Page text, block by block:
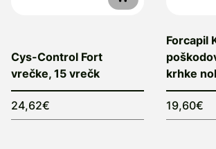
Cys-Control Fort
vrečke, 15 vrečk
24,62€
Forcapil
krhke
19,60€